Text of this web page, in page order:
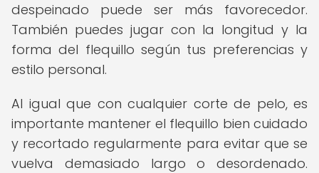
despeinado puede ser más favorecedor.
También puedes jugar con la longitud y la
forma del flequillo según tus preferencias y
estilo personal.
Al igual que con cualquier corte de pelo, es
importante mantener el flequillo bien cuidado
y recortado regularmente para evitar que se
vuelva demasiado largo o desordenado.